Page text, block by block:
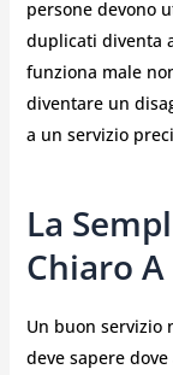
persone devono
duplicati diventa
funziona male
diventare un
a un servizio
La
Chiaro
Un buon servizio
deve sapere